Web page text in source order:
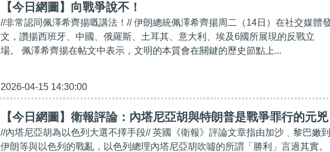
【今日網圖】向戰爭說不！
//非常認同佩澤希齊揚嘅講法！// 伊朗總統佩澤希齊揚周二（14日）在社交媒體
文，讚揚西班牙、中國、俄羅斯、土耳其、意大利、埃及6國所展現的反戰立
場。 佩澤希齊揚在帖文中表示，文明的本質會在關鍵的歷史節點上...
2026-04-15 14:30:00
【今日網圖】衛報評論：內塔尼亞胡與特朗普是戰爭罪行的元兇
//內塔尼亞胡為以色列大選不擇手段// 英國《衛報》評論文章指由加沙﹑黎巴嫩到
伊朗等與以色列的戰亂，以色列總理內塔尼亞胡吹噓的所謂「勝利」言過其實。